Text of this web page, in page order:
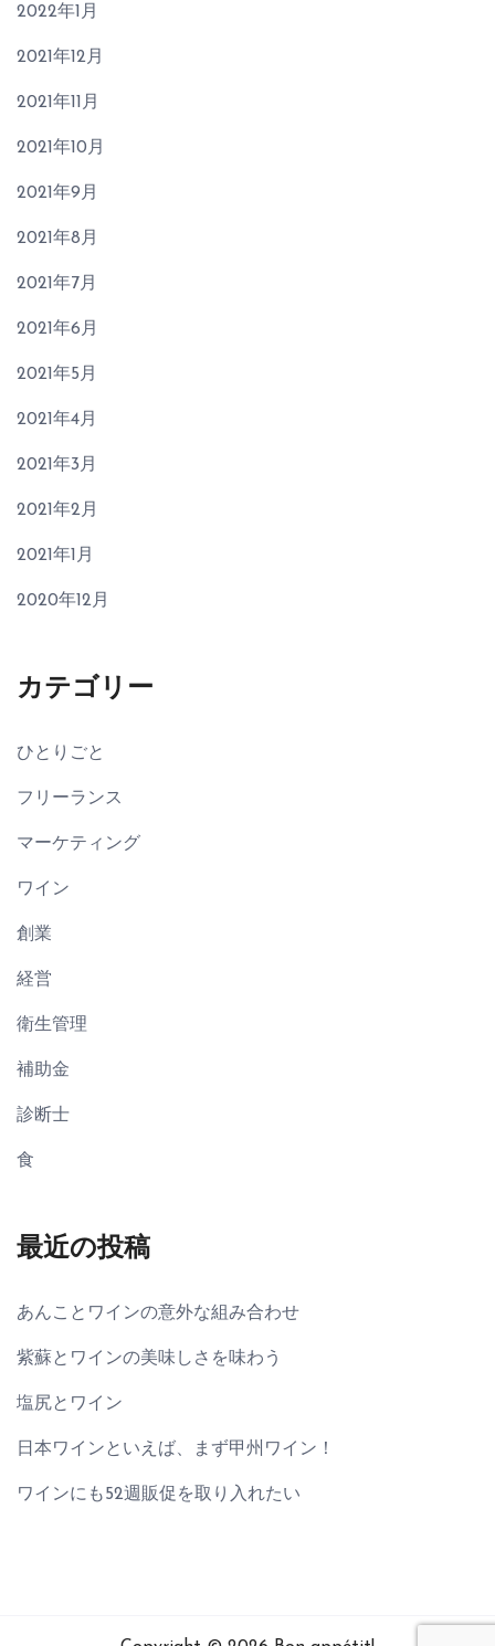
2022年1月
2021年12月
2021年11月
2021年10月
2021年9月
2021年8月
2021年7月
2021年6月
2021年5月
2021年4月
2021年3月
2021年2月
2021年1月
2020年12月
カテゴリー
ひとりごと
フリーランス
マーケティング
ワイン
創業
経営
衛生管理
補助金
診断士
食
最近の投稿
あんことワインの意外な組み合わせ
紫蘇とワインの美味しさを味わう
塩尻とワイン
日本ワインといえば、まず甲州ワイン！
ワインにも52週販促を取り入れたい